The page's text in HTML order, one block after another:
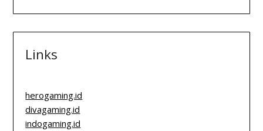
Links
herogaming.id
divagaming.id
indogaming.id